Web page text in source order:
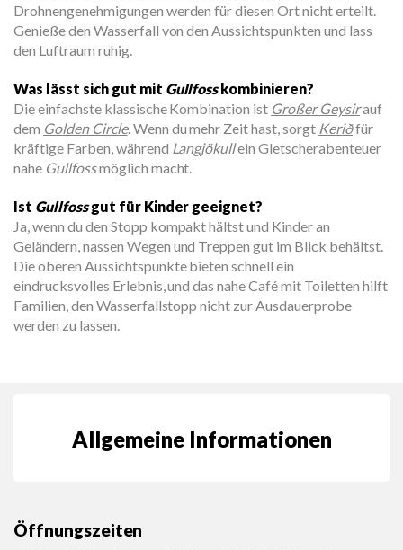
Drohnengenehmigungen werden für diesen Ort nicht erteilt.
Genieße den Wasserfall von den Aussichtspunkten und lass
den Luftraum ruhig.
Was lässt sich gut mit Gullfosskombinieren?
Die einfachste klassische Kombination ist Großer Geysirauf
dem Golden Circle. Wenn du mehr Zeit hast, sorgt Keriðfür
kräftige Farben, während Langjökullein Gletscherabenteuer
nahe Gullfossmöglich macht.
Ist Gullfossgut für Kinder geeignet?
Ja, wenn du den Stopp kompakt hältst und Kinder an
Geländern, nassen Wegen und Treppen gut im Blick behältst.
Die oberen Aussichtspunkte bieten schnell ein
eindrucksvolles Erlebnis, und das nahe Café mit Toiletten hilft
Familien, den Wasserfallstopp nicht zur Ausdauerprobe
werden zu lassen.
Allgemeine Informationen
Öffnungszeiten